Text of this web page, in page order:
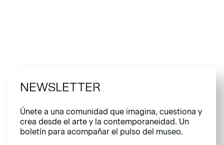
NEWSLETTER
Únete a una comunidad que imagina, cuestiona y
crea desde el arte y la contemporaneidad. Un
boletín para acompañar el pulso del museo.